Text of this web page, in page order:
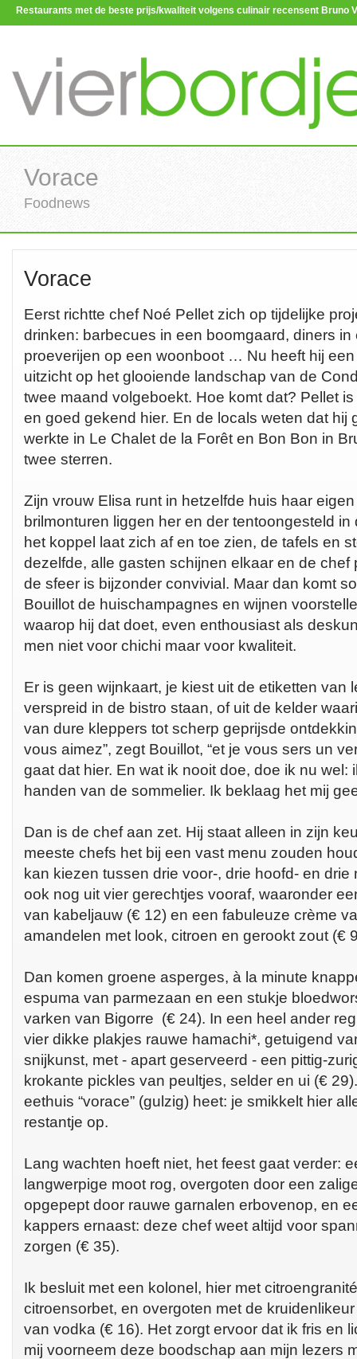
Restaurants met de beste prijs/kwaliteit volgens culinair recensent Bruno
Vorace
Foodnews
Vorace
Eerst richtte chef Noé Pellet zich op tijdelijke
drinken: barbecues in een boomgaard, diners
proeverijen op een woonboot … Nu heeft hij
uitzicht op het glooiende landschap van de
twee maand volgeboekt. Hoe komt dat? Pellet
en goed gekend hier. En de locals weten dat hij
werkte in Le Chalet de la Forêt en Bon Bon in
twee sterren.
Zijn vrouw Elisa runt in hetzelfde huis haar
brilmonturen liggen her en der tentoongesteld
het koppel laat zich af en toe zien, de tafels en
dezelfde, alle gasten schijnen elkaar en de chef
de sfeer is bijzonder convivial. Maar dan komt
Bouillot de huischampagnes en wijnen
waarop hij dat doet, even enthousiast als
men niet voor chichi maar voor kwaliteit.
Er is geen wijnkaart, je kiest uit de etiketten van
verspreid in de bistro staan, of uit de kelder
van dure kleppers tot scherp geprijsde
vous aimez”, zegt Bouillot, “et je vous sers un
gaat dat hier. En wat ik nooit doe, doe ik nu wel:
handen van de sommelier. Ik beklaag het mij
Dan is de chef aan zet. Hij staat alleen in zijn
meeste chefs het bij een vast menu zouden
kan kiezen tussen drie voor-, drie hoofd- en drie
ook nog uit vier gerechtjes vooraf, waaronder
van kabeljauw (€ 12) en een fabuleuze crème
amandelen met look, citroen en gerookt zout (€
Dan komen groene asperges, à la minute
espuma van parmezaan en een stukje
varken van Bigorre (€ 24). In een heel ander
vier dikke plakjes rauwe hamachi*, getuigend
snijkunst, met - apart geserveerd - een pittig-
krokante pickles van peultjes, selder en ui (€
eethuis “vorace” (gulzig) heet: je smikkelt hier
restantje op.
Lang wachten hoeft niet, het feest gaat verder:
langwerpige moot rog, overgoten door een
opgepept door rauwe garnalen erbovenop, en
kappers ernaast: deze chef weet altijd voor
zorgen (€ 35).
Ik besluit met een kolonel, hier met
citroensorbet, en overgoten met de
van vodka (€ 16). Het zorgt ervoor dat ik fris en
mij voorneem deze boodschap aan mijn lezers